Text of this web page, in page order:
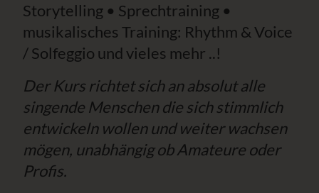
Storytelling • Sprechtraining •
musikalisches Training: Rhythm & Voice
/ Solfeggio und vieles mehr ..!
Der Kurs richtet sich an absolut alle
singende Menschen die sich stimmlich
entwickeln wollen und weiter wachsen
mögen, unabhängig ob Amateure oder
Profis.